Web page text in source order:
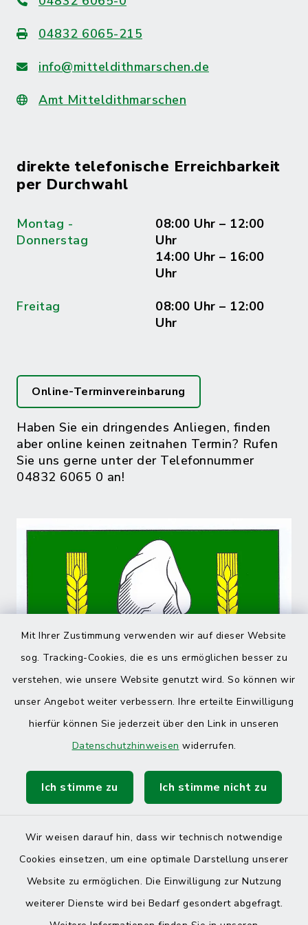
Mit Ihrer Zustimmung verwenden wir auf dieser Website
sog. Tracking-Cookies, die es uns ermöglichen besser zu
verstehen, wie unsere Website genutzt wird. So können wir
unser Angebot weiter verbessern. Ihre erteilte Einwilligung
hierfür können Sie jederzeit über den Link in unseren
Datenschutzhinweisen widerrufen.
Ich stimme zu Ich stimme nicht zu
Wir weisen darauf hin, dass wir technisch notwendige
Cookies einsetzen, um eine optimale Darstellung unserer
Website zu ermöglichen. Die Einwilligung zur Nutzung
weiterer Dienste wird bei Bedarf gesondert abgefragt.
04832 6065-215
info@mitteldithmarschen.de
Amt Mitteldithmarschen
direkte telefonische Erreichbarkeit
per Durchwahl
Montag -
Donnerstag
08:00 Uhr – 12:00
Uhr
14:00 Uhr – 16:00
Uhr
Freitag
08:00 Uhr – 12:00
Uhr
Online-Terminvereinbarung
Haben Sie ein dringendes Anliegen, finden
aber online keinen zeitnahen Termin? Rufen
Sie uns gerne unter der Telefonnummer
04832 6065 0 an!